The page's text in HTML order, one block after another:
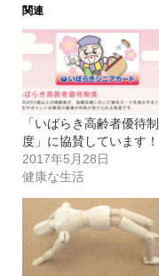
関連
「いばらき高齢者優待制
度」に協賛しています！
2017年5月28日
健康な生活